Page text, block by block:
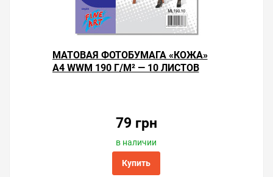
МАТОВАЯ ФОТОБУМАГА «КОЖА»
А4 WWM 190 Г/М² — 10 ЛИСТОВ
79 грн
в наличии
Купить